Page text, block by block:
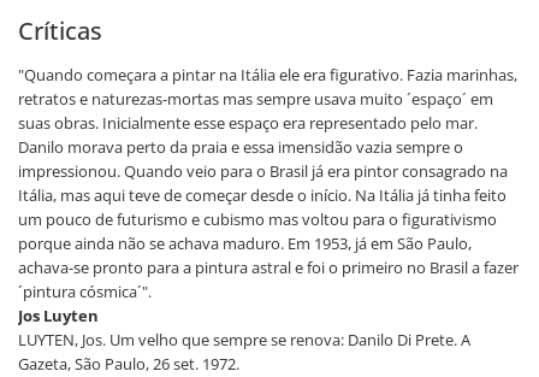
Críticas
"Quando começara a pintar na Itália ele era figurativo. Fazia marinhas,
retratos e naturezas-mortas mas sempre usava muito ´espaço´ em
suas obras. Inicialmente esse espaço era representado pelo mar.
Danilo morava perto da praia e essa imensidão vazia sempre o
impressionou. Quando veio para o Brasil já era pintor consagrado na
Itália, mas aqui teve de começar desde o início. Na Itália já tinha feito
um pouco de futurismo e cubismo mas voltou para o figurativismo
porque ainda não se achava maduro. Em 1953, já em São Paulo,
achava-se pronto para a pintura astral e foi o primeiro no Brasil a fazer
´pintura cósmica´".
Jos Luyten
LUYTEN, Jos. Um velho que sempre se renova: Danilo Di Prete. A
Gazeta, São Paulo, 26 set. 1972.